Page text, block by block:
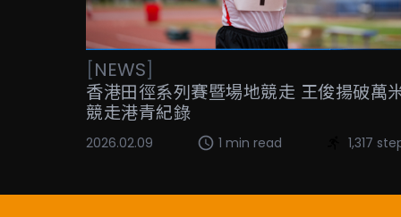
[NEWS]
香港田徑系列賽暨場地競走 王俊揚破萬
競走港青紀錄
2026.02.09 1 min read 1,317